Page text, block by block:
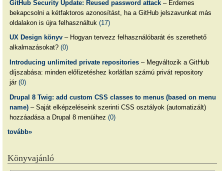
GitHub Security Update: Reused password attack– Érdemes
bekapcsolni a kétfaktoros azonosítást, ha a GitHub jelszavunkat más
oldalakon is újra felhasználtuk (17)
UX Design könyv– Hogyan tervezz felhasználóbarát és szerethető
alkalmazásokat? (0)
Introducing unlimited private repositories– Megváltozik a GitHub
díjszabása: minden előfizetéshez korlátlan számú privát repository
jár (0)
Drupal 8 Twig: add custom CSS classes to menus (based on menu
name)– Saját elképzeléseink szerinti CSS osztályok (automatizált)
hozzáadása a Drupal 8 menüihez (0)
tovább»
Könyvajánló